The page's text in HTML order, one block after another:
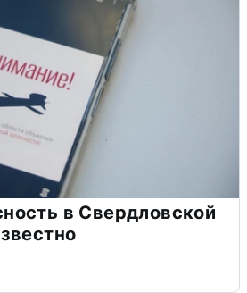
в Свердловской